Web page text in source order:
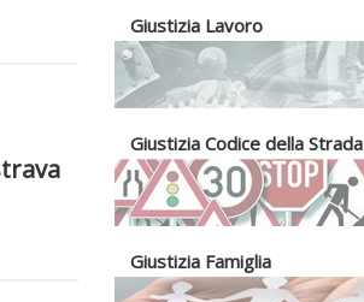
Giustizia Lavoro
Giustizia Codice della Strada
Giustizia Famiglia